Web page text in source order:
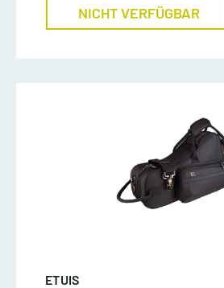
NICHT VERFÜGBAR
ETUIS